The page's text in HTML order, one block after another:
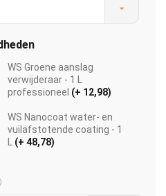
WS Groene aanslag
verwijderaar - 1 L
professioneel (+ 12,98)
WS Nanocoat water- en
vuilafstotende coating - 1
(+ 48,78)